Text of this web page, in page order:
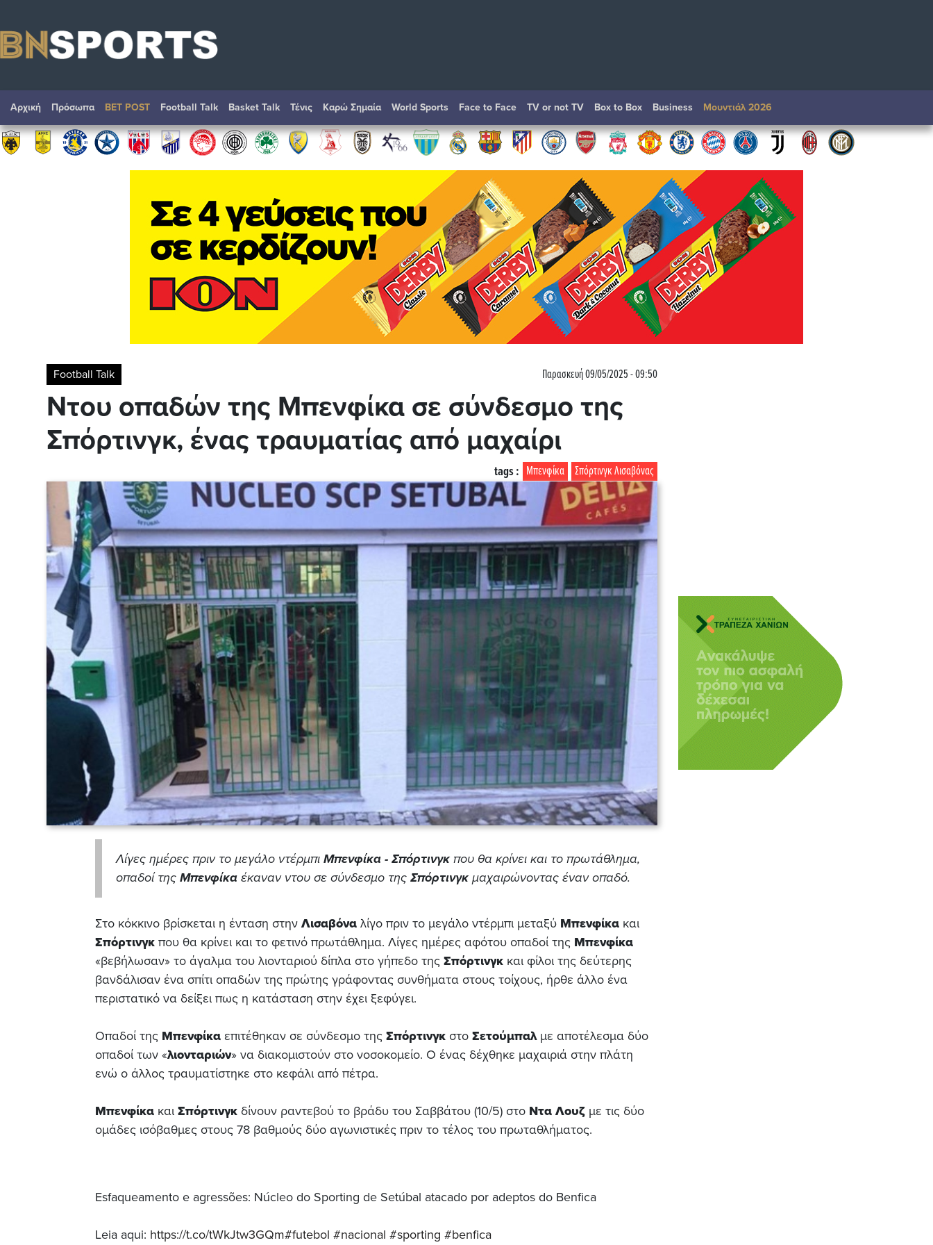
Αρχική Πρόσωπα BET POST Football Talk Basket Talk Τένις Καρώ Σημαία World Sports Face to Face TV or not TV Box to Box Βusiness Μουντιάλ 2026
Football Talk Παρασκευή 09/05/2025 - 09:50
Ντου οπαδών της Μπενφίκα σε σύνδεσμο της
Σπόρτινγκ, ένας τραυματίας από μαχαίρι
Σπόρτινγκ Λισαβόνας
Μπενφίκα
tags :
Λίγες ημέρες πριν το μεγάλο ντέρμπι Μπενφίκα - Σπόρτινγκ που θα κρίνει και το πρωτάθλημα,
οπαδοί της Μπενφίκα έκαναν ντου σε σύνδεσμο της Σπόρτινγκ μαχαιρώνοντας έναν οπαδό.
Στο κόκκινο βρίσκεται η ένταση στην Λισαβόνα λίγο πριν το μεγάλο ντέρμπι μεταξύ Μπενφίκα και
Σπόρτινγκ που θα κρίνει και το φετινό πρωτάθλημα. Λίγες ημέρες αφότου οπαδοί της Μπενφίκα
«βεβήλωσαν» το άγαλμα του λιονταριού δίπλα στο γήπεδο της Σπόρτινγκ και φίλοι της δεύτερης
βανδάλισαν ένα σπίτι οπαδών της πρώτης γράφοντας συνθήματα στους τοίχους, ήρθε άλλο ένα
περιστατικό να δείξει πως η κατάσταση στην έχει ξεφύγει.
Οπαδοί της Μπενφίκα επιτέθηκαν σε σύνδεσμο της Σπόρτινγκ στο Σετούμπαλμε αποτέλεσμα δύο
οπαδοί των «λιονταριών» να διακομιστούν στο νοσοκομείο. Ο ένας δέχθηκε μαχαιριά στην πλάτη
ενώ ο άλλος τραυματίστηκε στο κεφάλι από πέτρα.
Μπενφίκα και Σπόρτινγκ δίνουν ραντεβού το βράδυ του Σαββάτου (10/5) στο Ντα Λουζ με τις δύο
ομάδες ισόβαθμες στους 78 βαθμούς δύο αγωνιστικές πριν το τέλος του πρωταθλήματος.
Esfaqueamento e agressões: Núcleo do Sporting de Setúbal atacado por adeptos do Benfica
Leia aqui: https://t.co/tWkJtw3GQm#futebol #nacional #sporting #benfica